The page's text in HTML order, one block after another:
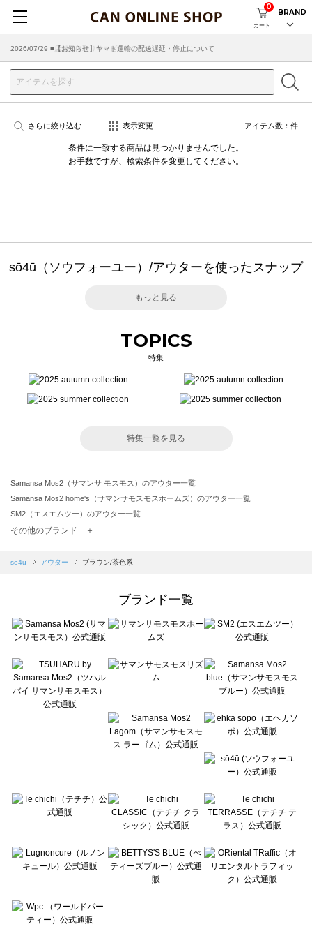
カート
0
BRAND
2026/07/29 ■【お知らせ】ヤマト運輸の配送遅延・停止について
2026/03/18 ■店舗受け取りサービスのご案内
さらに絞り込む 表示変更 アイテム数： 件
条件に一致する商品は見つかりませんでした。
お手数ですが、検索条件を変更してください。
sō4ū（ソウフォーユー）/アウターを使ったスナップ
もっと見る
TOPICS
特集
特集一覧を見る
Samansa Mos2（サマンサ モスモス）のアウター一覧
Samansa Mos2 home's（サマンサモスモスホームズ）のアウター一覧
SM2（エスエムツー）のアウター一覧
TSUHARU by Samansa Mos2（ツハルバイサマンサモスモス）のアウター一覧
Samansa Mos2 blue（サマンサモスモス ブルー）のアウター一覧
sō4ū（ソウフォーユー）のアウター一覧
Te chichi（テチチ）のアウター一覧
Te chichi CLASSIC（テチチ クラシック）のアウター一覧
Lugnoncure（ルノンキュール）のアウター一覧
BETTY'S BLUE（べティーズブルー）のアウター一覧
Wpc.（ワールドパーティー）のアウター一覧
その他のブランド ＋
sō4ū アウター ブラウン/茶色系
ブランド一覧